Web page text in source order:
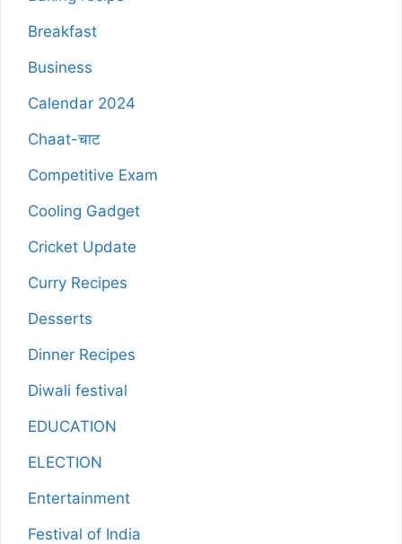
Breakfast
Business
Calendar 2024
Chaat-चाट
Competitive Exam
Cooling Gadget
Cricket Update
Curry Recipes
Desserts
Dinner Recipes
Diwali festival
EDUCATION
ELECTION
Entertainment
Festival of India